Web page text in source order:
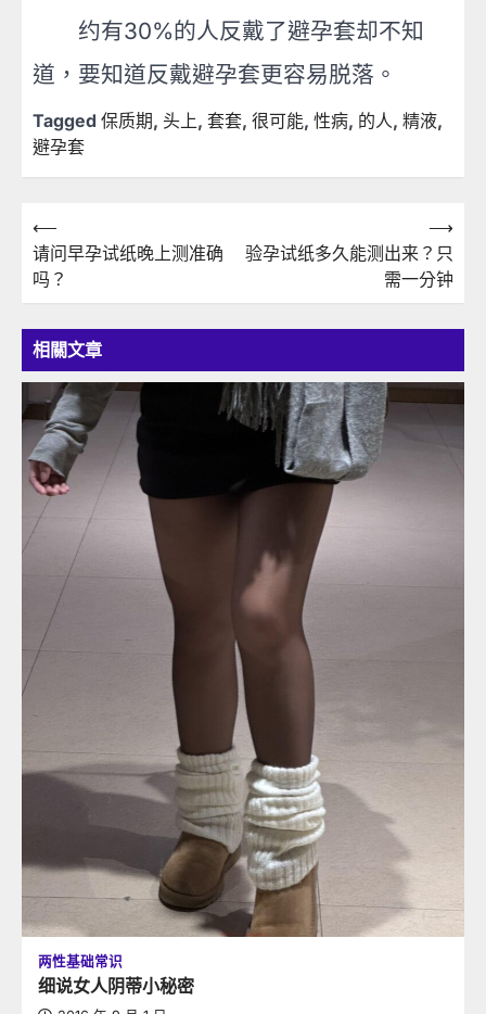
约有30%的人反戴了避孕套却不知
道，要知道反戴避孕套更容易脱落。
Tagged 保质期, 头上, 套套, 很可能, 性病, 的人, 精液,
避孕套
文
章
導
覽
⟵
请问早孕试纸晚上测准确
吗？
验孕试纸多久能测出来？只
需一分钟
⟶
相關文章
两性基础常识
细说女人阴蒂小秘密